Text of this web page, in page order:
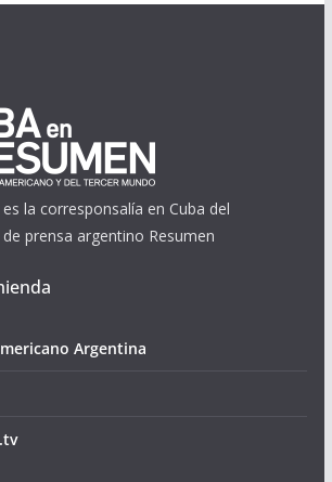
la corresponsalía en Cuba del
prensa argentino Resumen
Argentina